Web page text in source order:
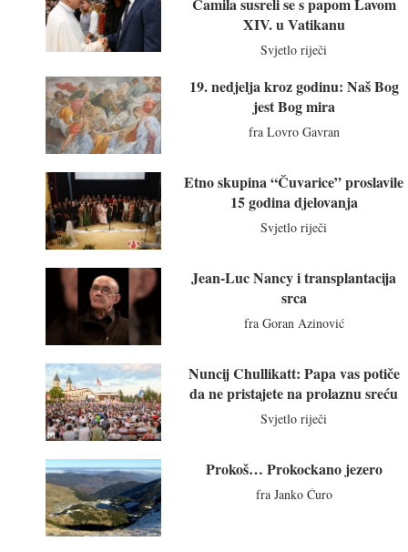
XIV. u Vatikanu
Svjetlo riječi
19. nedjelja kroz godinu: Naš Bog
jest Bog mira
fra Lovro Gavran
Etno skupina “Čuvarice” proslavile
15 godina djelovanja
Svjetlo riječi
Jean-Luc Nancy i transplantacija
srca
fra Goran Azinović
Nuncij Chullikatt: Papa vas potiče
da ne pristajete na prolaznu sreću
Svjetlo riječi
Prokoš… Prokockano jezero
fra Janko Ćuro